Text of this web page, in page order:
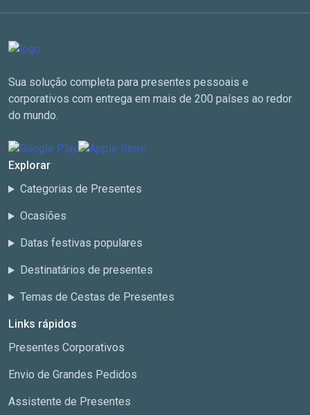
Sua solução completa para presentes pessoais e
corporativos com entrega em mais de 200 países ao redor
do mundo.
Explorar
Categorias de Presentes
Ocasiões
Datas festivas populares
Destinatários de presentes
Temas de Cestas de Presentes
Links rápidos
Presentes Corporativos
Envio de Grandes Pedidos
Assistente de Presentes